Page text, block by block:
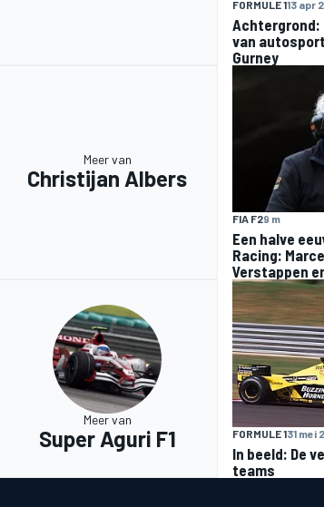
MEER RACEKLASSEN
FORMULE 113 apr
Achtergrond:
van
Gurney
Meer van
Christijan Albers
FIA F29 m
Een halve
Racing:
Verstappen
Meer van
Super Aguri F1 FORMULE 131 mei
In beeld: De
teams